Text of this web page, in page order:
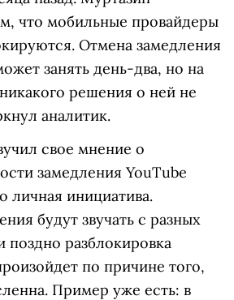
что мобильные провайдеры
Отмена замедления
занять день-два, но на
решения о ней не
аналитик.
свое мнение о
замедления YouTube
личная инициатива.
будут звучать с разных
поздно разблокировка
по причине того,
Пример уже есть: в